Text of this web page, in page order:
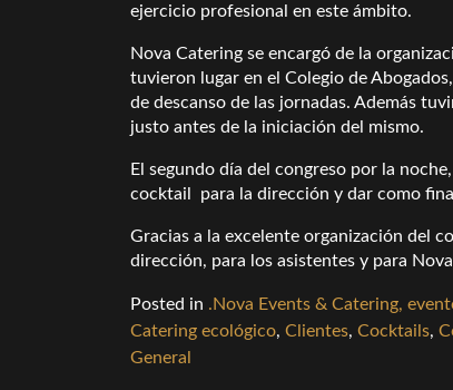
ejercicio profesional en este ámbito.
Nova Catering se encargó de la
tuvieron lugar en el Colegio de
de descanso de las jornadas. Además
justo antes de la iniciación del mismo.
El segundo día del congreso por la
cocktail para la dirección y dar como
Gracias a la excelente organización del
dirección, para los asistentes y para
Posted in .Nova Events & Catering,
Catering ecológico, Clientes, Cocktails,
General